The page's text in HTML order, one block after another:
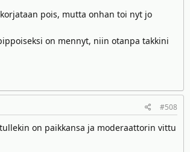
pois, mutta onhan toi nyt jo
on mennyt, niin otanpa takkini
#508
on paikkansa ja moderaattorin vittu